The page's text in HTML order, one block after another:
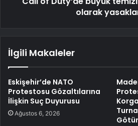
olarak
İlgili Makaleler
Eskişehir’de NATO
Protestosu Gözaltılarına
İlişkin Suç Duyurusu
Ağustos 6, 2026